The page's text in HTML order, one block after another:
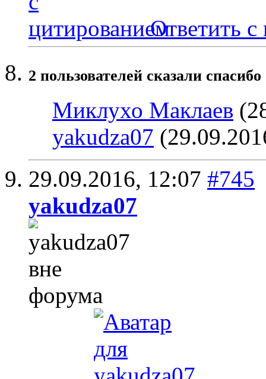
Ответить с
2 пользователей сказали
Миклухо Маклаев
yakudza07
29.09.2016, 12:07 #745
yakudza07